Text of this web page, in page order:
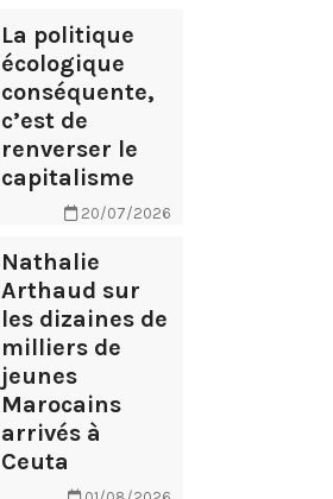
La politique
écologique
conséquente,
c’est de
renverser le
capitalisme
20/07/2026
Nathalie
Arthaud sur
les dizaines de
milliers de
jeunes
Marocains
arrivés à
Ceuta